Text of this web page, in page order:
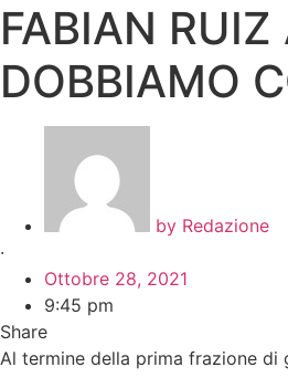
FABIAN
DOBBIAMO
by Redazione
·
Ottobre 28, 2021
9:45 pm
Share
Al termine della prima frazione